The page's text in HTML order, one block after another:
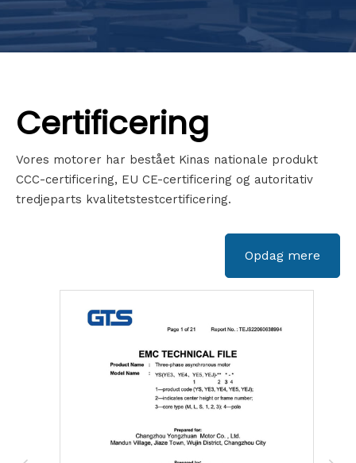
Certificering
Vores motorer har bestået Kinas nationale produkt
CCC-certificering, EU CE-certificering og autoritativ
tredjeparts kvalitetstestcertificering.
Opdag mere